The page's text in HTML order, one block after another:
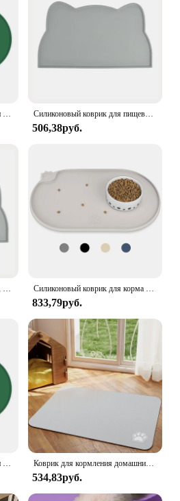
Силиконовый коврик для пищевых продуктов, переносной Изолированный водонепроницаемый нескользящий коврик для кормления, коврик для медленной кормушки, подушка для кошек и планшетов
506,38руб.
833,79руб.
Коврик для кормления домашних животных, впитывающий коврик для собак и кошек для еды и воды, легко чистящиеся салфетки для домашних животных, быстросохнущий коврик для собак для грязных поилок
534,83руб.